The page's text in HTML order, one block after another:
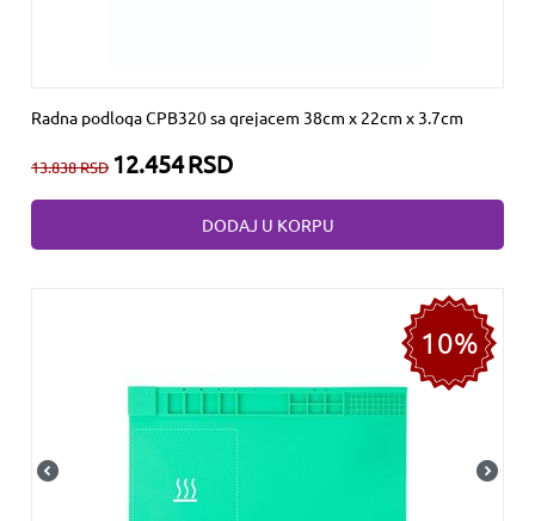
Radna podloga CPB320 sa grejacem 38cm x 22cm x 3.7cm
13.838RSD 12.454RSD
DODAJ U KORPU
10%